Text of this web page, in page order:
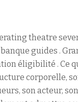
theatre
guides .
éligibilité . Ce
corporelle,
son acteur,